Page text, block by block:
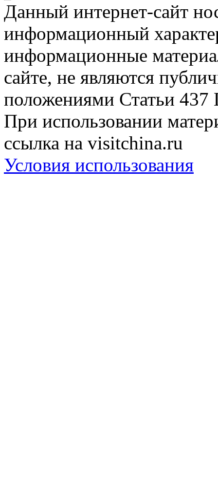
Данный интернет-сайт
информационный
информационные
сайте, не являются
положениями Статьи 437
При использовании
ссылка на visitchina.ru
Условия использования